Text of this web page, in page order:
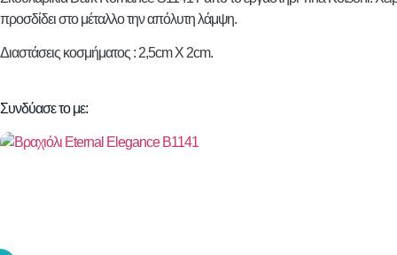
προσδίδει στο μέταλλο την απόλυτη λάμψη.
Διαστάσεις κοσμήματος : 2,5cm X 2cm.
Συνδύασε το με: